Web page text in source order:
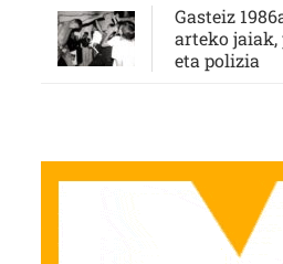
Gasteiz
arteko
eta polizia